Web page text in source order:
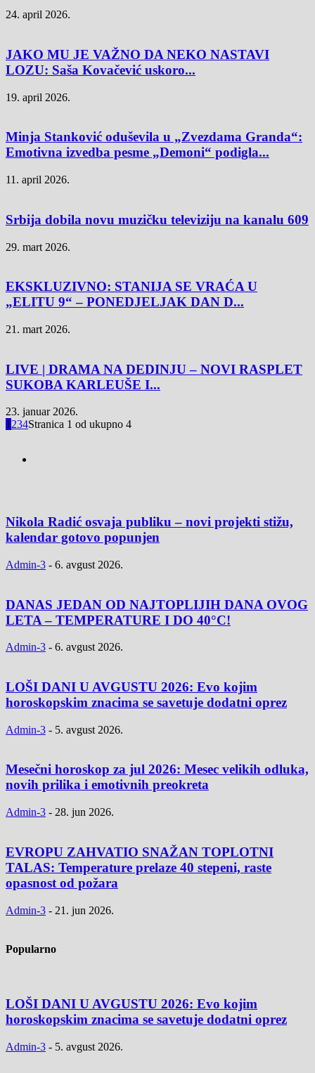
24. april 2026.
JAKO MU JE VAŽNO DA NEKO NASTAVI
LOZU: Saša Kovačević uskoro...
19. april 2026.
Minja Stanković oduševila u „Zvezdama Granda“:
Emotivna izvedba pesme „Demoni“ podigla...
11. april 2026.
Srbija dobila novu muzičku televiziju na kanalu 609
29. mart 2026.
EKSKLUZIVNO: STANIJA SE VRAĆA U
„ELITU 9“ – PONEDJELJAK DAN D...
21. mart 2026.
LIVE | DRAMA NA DEDINJU – NOVI RASPLET
SUKOBA KARLEUŠE I...
23. januar 2026.
1234Stranica 1 od ukupno 4
Nikola Radić osvaja publiku – novi projekti stižu,
kalendar gotovo popunjen
Admin-3 - 6. avgust 2026.
DANAS JEDAN OD NAJTOPLIJIH DANA OVOG
LETA – TEMPERATURE I DO 40°C!
Admin-3 - 6. avgust 2026.
LOŠI DANI U AVGUSTU 2026: Evo kojim
horoskopskim znacima se savetuje dodatni oprez
Admin-3 - 5. avgust 2026.
Mesečni horoskop za jul 2026: Mesec velikih odluka,
novih prilika i emotivnih preokreta
Admin-3 - 28. jun 2026.
EVROPU ZAHVATIO SNAŽAN TOPLOTNI
TALAS: Temperature prelaze 40 stepeni, raste
opasnost od požara
Admin-3 - 21. jun 2026.
Popularno
LOŠI DANI U AVGUSTU 2026: Evo kojim
horoskopskim znacima se savetuje dodatni oprez
Admin-3 - 5. avgust 2026.